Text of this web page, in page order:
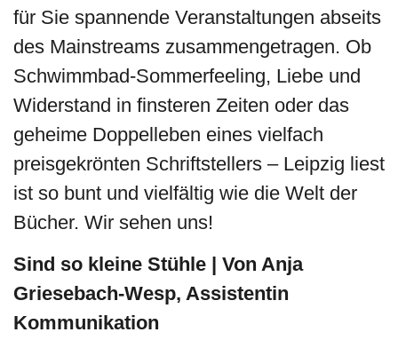
für Sie spannende Veranstaltungen abseits
des Mainstreams zusammengetragen. Ob
Schwimmbad-Sommerfeeling, Liebe und
Widerstand in finsteren Zeiten oder das
geheime Doppelleben eines vielfach
preisgekrönten Schriftstellers – Leipzig liest
ist so bunt und vielfältig wie die Welt der
Bücher. Wir sehen uns!
Sind so kleine Stühle | Von Anja
Griesebach-Wesp, Assistentin
Kommunikation